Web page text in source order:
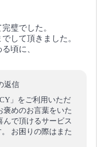
璧でした。
して頂きました。
頃に、
返信
」をご利用いただ
褒めのお言葉をいた
んで頂けるサービス
お困りの際はまた